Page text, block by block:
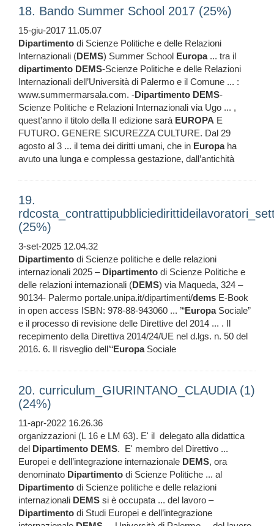
18. Bando Summer School 2017 (25%)
15-giu-2017 11.05.07
Dipartimento di Scienze Politiche e delle Relazioni
Internazionali (DEMS) Summer School Europa... tra il
dipartimento DEMS-Scienze Politiche e delle Relazioni
Internazionali dell’Università di Palermo e il Comune ... :
www.summermarsala.com. -Dipartimento DEMS-
Scienze Politiche e Relazioni Internazionali via Ugo ... ,
quest’anno il titolo della II edizione sarà EUROPA E
FUTURO. GENERE SICUREZZA CULTURE. Dal 29
agosto al 3 ... il tema dei diritti umani, che in Europaha
avuto una lunga e complessa gestazione, dall’antichità
19.
(25%)
3-set-2025 12.04.32
Dipartimento di Scienze politiche e delle relazioni
internazionali 2025 – Dipartimento di Scienze Politiche e
delle relazioni internazionali (DEMS) via Maqueda, 324 –
90134- Palermo portale.unipa.it/dipartimenti/dems E-Book
in open access ISBN: 978-88-943060 ... ’“EuropaSociale”
e il processo di revisione delle Direttive del 2014 ... . Il
recepimento della Direttiva 2014/24/UE nel d.lgs. n. 50 del
2016. 6. Il risveglio dell’“EuropaSociale
20. curriculum_GIURINTANO_CLAUDIA (1)
(24%)
11-apr-2022 16.26.36
organizzazioni (L 16 e LM 63). E' il delegato alla didattica
del Dipartimento DEMS. E' membro del Direttivo ...
Europei e dell’integrazione internazionale DEMS, ora
denominato Dipartimento di Scienze Politiche ... al
Dipartimento di Scienze politiche e delle relazioni
internazionali DEMS si è occupata ... del lavoro –
Dipartimento di Studi Europei e dell’integrazione